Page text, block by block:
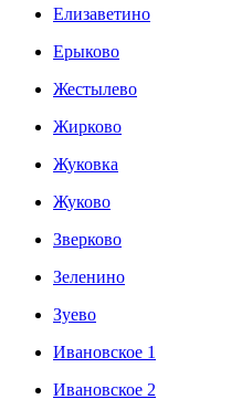
Елизаветино
Ерыково
Жестылево
Жирково
Жуковка
Жуково
Зверково
Зеленино
Зуево
Ивановское 1
Ивановское 2